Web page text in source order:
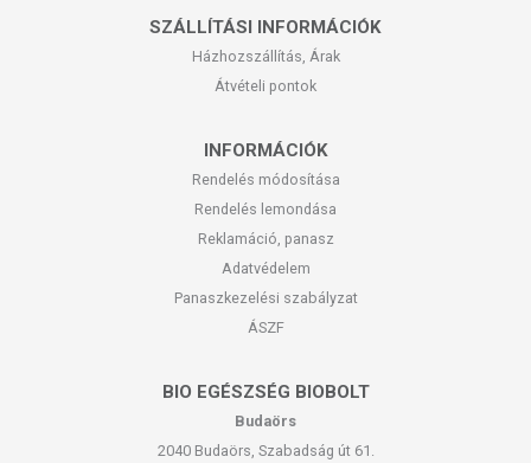
SZÁLLÍTÁSI INFORMÁCIÓK
Házhozszállítás, Árak
Átvételi pontok
INFORMÁCIÓK
Rendelés módosítása
Rendelés lemondása
Reklamáció, panasz
Adatvédelem
Panaszkezelési szabályzat
ÁSZF
BIO EGÉSZSÉG BIOBOLT
Budaörs
2040 Budaörs, Szabadság út 61.